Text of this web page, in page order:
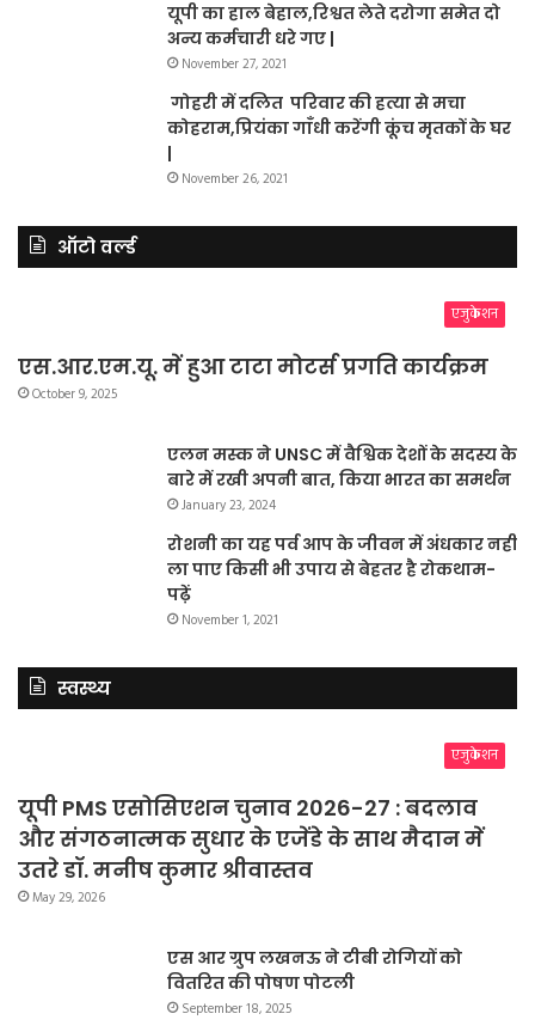
यूपी का हाल बेहाल,रिश्वत लेते दरोगा समेत दो
अन्य कर्मचारी धरे गए |
November 27, 2021
गोहरी में दलित परिवार की हत्या से मचा
कोहराम,प्रियंका गाँधी करेंगी कूंच मृतकों के घर
|
November 26, 2021
ऑटो वर्ल्ड
एजुकेशन
एस.आर.एम.यू. में हुआ टाटा मोटर्स प्रगति कार्यक्रम
October 9, 2025
एलन मस्क ने UNSC में वैश्विक देशों के सदस्य के
बारे में रखी अपनी बात, किया भारत का समर्थन
January 23, 2024
रोशनी का यह पर्व आप के जीवन में अंधकार नहीं
ला पाए किसी भी उपाय से बेहतर है रोकथाम-
पढ़ें
November 1, 2021
स्वस्थ्य
एजुकेशन
यूपी PMS एसोसिएशन चुनाव 2026-27 : बदलाव
और संगठनात्मक सुधार के एजेंडे के साथ मैदान में
उतरे डॉ. मनीष कुमार श्रीवास्तव
May 29, 2026
एस आर ग्रुप लखनऊ ने टीबी रोगियों को
वितरित की पोषण पोटली
September 18, 2025